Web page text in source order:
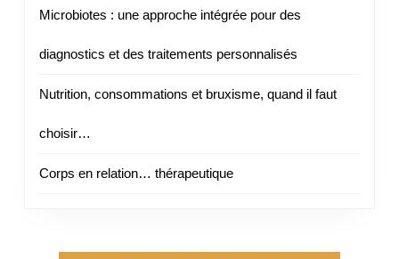
Microbiotes : une approche intégrée pour des
diagnostics et des traitements personnalisés
Nutrition, consommations et bruxisme, quand il faut
choisir…
Corps en relation… thérapeutique